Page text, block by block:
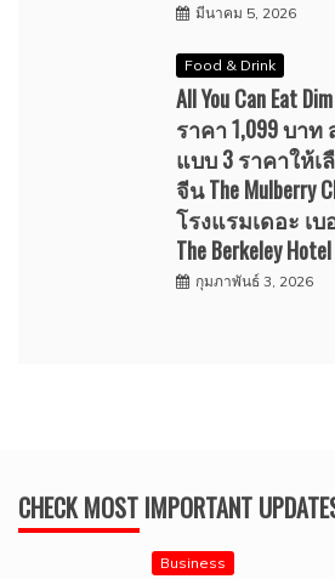
มีนาคม 5, 2026
Food & Drink
All You Can Eat
ราคา 1,099 บา
แบบ 3 ราคาให้
จีน The Mulberry
โรงแรมเดอะ เ
The Berkeley
กุมภาพันธ์ 3, 2026
CHECK MOST IMPORTANT
Business